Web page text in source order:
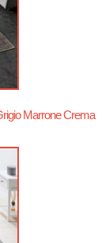
Marrone Crema